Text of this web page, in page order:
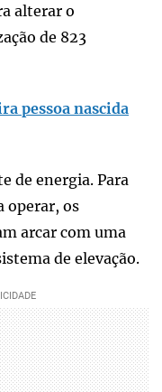
alterar o
de 823
pessoa nascida
de energia. Para
operar, os
arcar com uma
de elevação.